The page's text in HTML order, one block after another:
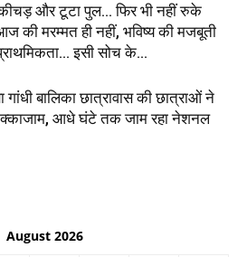
कीचड़ और टूटा पुल… फिर भी नहीं रुके
की मरम्मत ही नहीं, भविष्य की मजबूती
इसी सोच के...
गांधी बालिका छात्रावास की छात्राओं ने
आधे घंटे तक जाम रहा नेशनल
August 2026